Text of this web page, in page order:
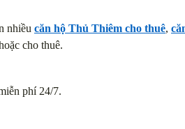
nhiều căn hộ Thủ Thiêm cho thuê,
cho thuê.
phí 24/7.